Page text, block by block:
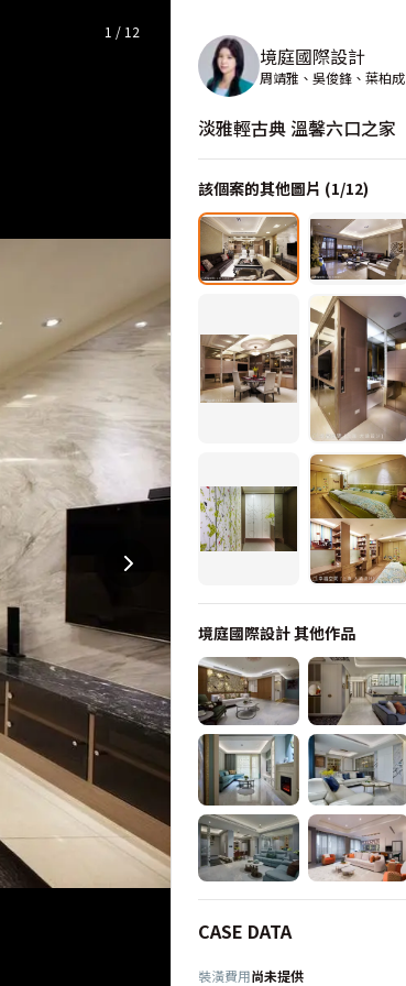
1 / 12
境庭國際設計
周靖雅、吳俊鋒、葉柏成
淡雅輕古典 溫馨六口之家
該個案的其他圖片 (1/12)
境庭國際設計其他作品
CASE DATA
裝潢費用尚未提供